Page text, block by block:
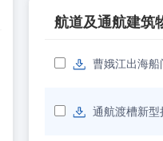
航道及通航建筑
曹娥江出海
通航渡槽新